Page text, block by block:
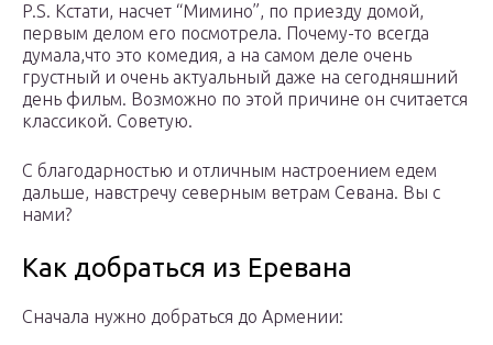
P.S. Кстати, насчет “Мимино”, по приезду домой,
первым делом его посмотрела. Почему-то всегда
думала,что это комедия, а на самом деле очень
грустный и очень актуальный даже на сегодняшний
день фильм. Возможно по этой причине он считается
классикой. Советую.
С благодарностью и отличным настроением едем
дальше, навстречу северным ветрам Севана. Вы с
нами?
Как добраться из Еревана
Сначала нужно добраться до Армении: